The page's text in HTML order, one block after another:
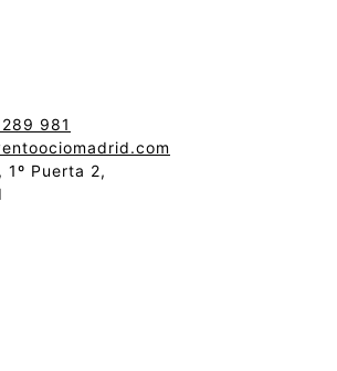
981
1º Puerta 2,